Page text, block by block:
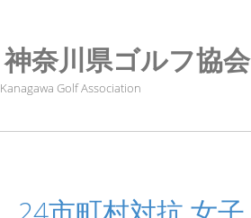
神奈川県ゴルフ協会
Kanagawa Golf Association